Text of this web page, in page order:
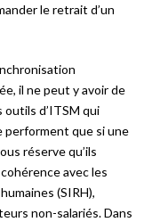
le retrait d’un
il ne peut y avoir de
d’ITSM qui
performent que si une
réserve qu’ils
avec les
(SIRH),
non-salariés. Dans